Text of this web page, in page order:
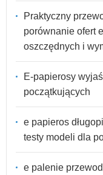
Praktyczny
porównanie ofert
oszczędnych i
E-papierosy
początkujących
e papieros
testy modeli dla
e palenie